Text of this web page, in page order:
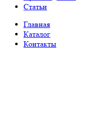
Статьи
Главная
Каталог
Контакты